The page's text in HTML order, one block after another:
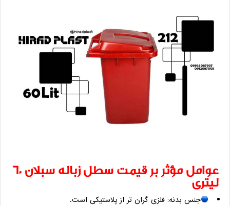
عوامل مؤثر بر قیمت سطل زباله سبلان 60
لیتری
جنس بدنه: فلزی گران ‌تر از پلاستیکی است.